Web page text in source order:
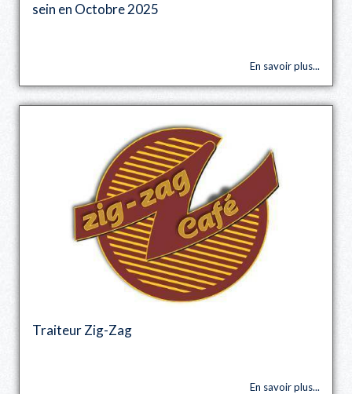
sein en Octobre 2025
En savoir plus...
Traiteur Zig-Zag
En savoir plus...